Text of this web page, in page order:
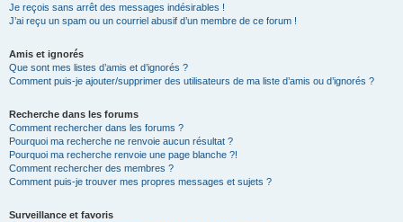
Je reçois sans arrêt des messages indésirables !
J’ai reçu un spam ou un courriel abusif d’un membre de ce forum !
Amis et ignorés
Que sont mes listes d’amis et d’ignorés ?
Comment puis-je ajouter/supprimer des utilisateurs de ma liste d’amis ou d’ignorés ?
Recherche dans les forums
Comment rechercher dans les forums ?
Pourquoi ma recherche ne renvoie aucun résultat ?
Pourquoi ma recherche renvoie une page blanche ?!
Comment rechercher des membres ?
Comment puis-je trouver mes propres messages et sujets ?
Surveillance et favoris